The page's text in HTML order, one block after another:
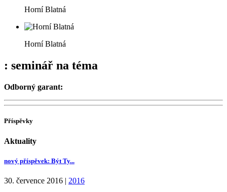
Horní Blatná
Horní Blatná
: seminář na téma
Odborný garant:
Příspěvky
Aktuality
nový příspěvek: Být Ty...
30. července 2016 | 2016